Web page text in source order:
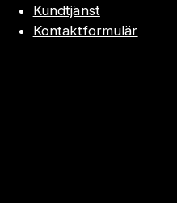
Kundtjänst
Kontaktformulär